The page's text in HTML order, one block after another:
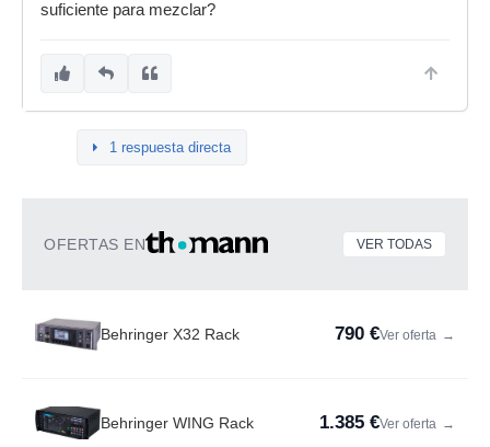
suficiente para mezclar?
1 respuesta directa
OFERTAS EN VER TODAS
Behringer X32 Rack 790 €Ver oferta →
Behringer WING Rack 1.385 €Ver oferta →